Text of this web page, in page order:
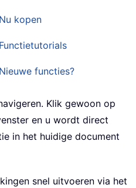
Nu kopen
Functietutorials
Nieuwe functies?
Klik gewoon op
en u wordt direct
in het huidige document
snel uitvoeren via het